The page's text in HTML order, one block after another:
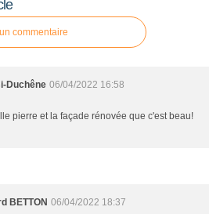
commentaire
Duchêne 06/04/2022 16:58
pierre et la façade rénovée que c'est beau!
BETTON 06/04/2022 18:37